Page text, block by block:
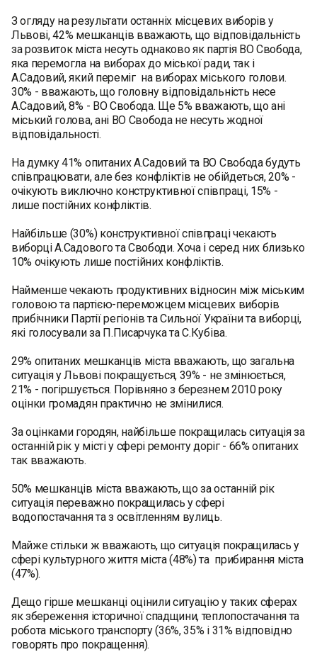
З огляду на результати останнiх мiсцевих виборiв у
Львовi, 42% мешканців вважають, що вiдповiдальнiсть
за розвиток мiста несуть однаково як партiя ВО Свобода,
яка перемогла на виборах до мiської ради, так і
А.Садовий, який перемiг на виборах мiського голови.
30% - вважають, що головну відповідальність несе
А.Садовий, 8% - ВО Свобода. Ще 5% вважають, що ані
міський голова, ані ВО Свобода не несуть жодної
відповідальності.
На думку 41% опитаних А.Садовий та ВО Свобода будуть
співпрацювати, але без конфліктів не обійдеться, 20% -
очікують виключно конструктивної співпраці, 15% -
лише постійних конфліктів.
Найбільше (30%) конструктивної співпраці чекають
виборці А.Садового та Свободи. Хоча і серед них близько
10% очікують лише постійних конфліктів.
Найменше чекають продуктивних відносин між міським
головою та партією-переможцем місцевих виборів
прибічники Партії регіонів та Сильної України та виборці,
які голосували за П.Писарчука та С.Кубіва.
29% опитаних мешканців міста вважають, що загальна
ситуація у Львові покращується, 39% - не змінюється,
21% - погіршується. Порівняно з березнем 2010 року
оцінки громадян практично не змінилися.
За оцінками городян, найбільше покращилась ситуація за
останній рік у місті у сфері ремонту доріг - 66% опитаних
так вважають.
50% мешканців міста вважають, що за останній рік
ситуація переважно покращилась у сфері
водопостачання та з освітленням вулиць.
Майже стільки ж вважають, що ситуація покращилась у
сфері культурного життя міста (48%) та прибирання міста
(47%).
Дещо гірше мешканці оцінили ситуацію у таких сферах
як збереження історичної спадщини, теплопостачання та
робота міського транспорту (36%, 35% і 31% відповідно
говорять про покращення).